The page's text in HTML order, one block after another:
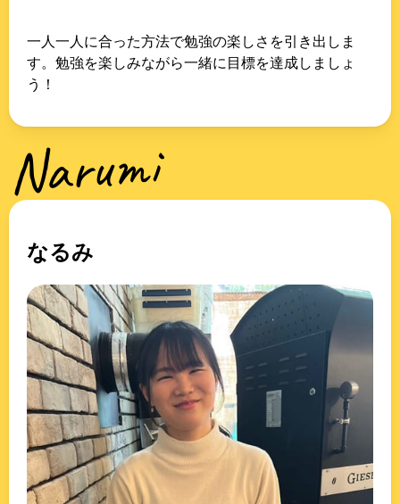
一人一人に合った方法で勉強の楽しさを引き出しま
す。勉強を楽しみながら一緒に目標を達成しましょ
う！
Narumi
なるみ